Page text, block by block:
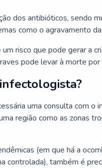
dos antibióticos, sendo
como o agravamento
risco que pode gerar a
pode levar à morte por
uma consulta com o
região como as zonas
(em que há a
controlada), também é